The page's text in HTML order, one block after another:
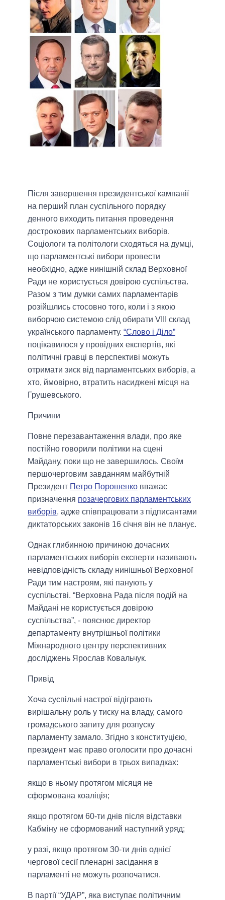
Після завершення президентської кампанії
на перший план суспільного порядку
денного виходить питання проведення
дострокових парламентських виборів.
Соціологи та політологи сходяться на думці,
що парламентські вибори провести
необхідно, адже нинішній склад Верховної
Ради не користується довірою суспільства.
Разом з тим думки самих парламентарів
розійшлись стосовно того, коли і з якою
виборчою системою слід обирати V ІІІ склад
українського парламенту. “Слово і Діло”
поцікавилося у провідних експертів, які
політичні гравці в перспективі можуть
отримати зиск від парламентських виборів, а
хто, ймовірно, втратить насиджені місця на
Грушевського.
Причини
Повне перезавантаження влади, про яке
постійно говорили політики на сцені
Майдану, поки що не завершилось. Своїм
першочерговим завданням майбутній
Президент Петро Порошенко вважає
призначення позачергових парламентських
виборів, адже співпрацювати з підписантами
диктаторських законів 16 січня він не планує.
Однак глибинною причиною дочасних
парламентських виборів експерти називають
невідповідність складу нинішньої Верховної
Ради тим настроям, які панують у
суспільстві. “Верховна Рада після подій на
Майдані не користується довірою
суспільства”, - пояснює директор
департаменту внутрішньої політики
Міжнародного центру перспективних
досліджень Ярослав Ковальчук.
Привід
Хоча суспільні настрої відіграють
вирішальну роль у тиску на владу, самого
громадського запиту для розпуску
парламенту замало. Згідно з конституцією,
президент має право оголосити про дочасні
парламентські вибори в трьох випадках:
якщо в ньому протягом місяця не
сформована коаліція;
якщо протягом 60-ти днів після відставки
Кабміну не сформований наступний уряд;
у разі, якщо протягом 30-ти днів однієї
чергової сесії пленарні засідання в
парламенті не можуть розпочатися.
В партії “УДАР”, яка виступає політичним